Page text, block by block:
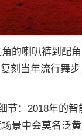
的喇叭裤到配
刻当年流行舞
节：2018年的
景中会莫名泛